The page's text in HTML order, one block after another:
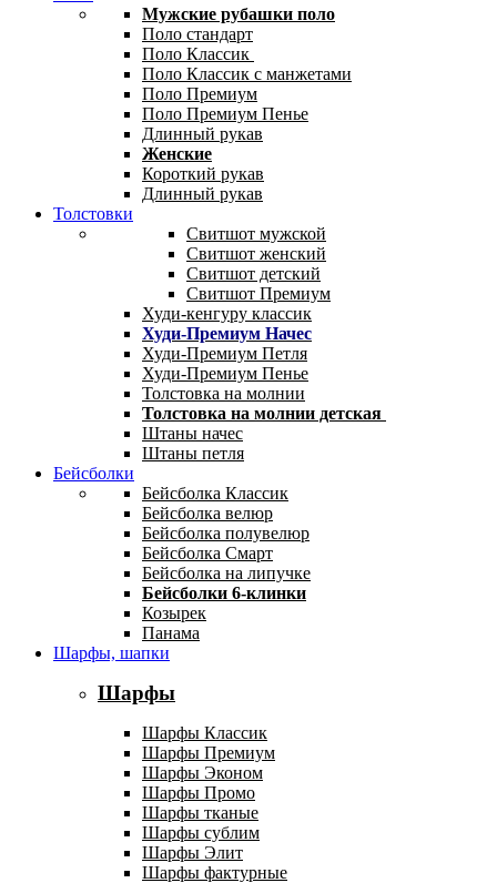
Мужские рубашки поло
Поло стандарт
Поло Классик
Поло Классик с манжетами
Поло Премиум
Поло Премиум Пенье
Длинный рукав
Женские
Короткий рукав
Длинный рукав
Толстовки
Свитшот мужской
Свитшот женский
Свитшот детский
Свитшот Премиум
Худи-кенгуру классик
Худи-Премиум Начес
Худи-Премиум Петля
Худи-Премиум Пенье
Толстовка на молнии
Толстовка на молнии детская
Штаны начес
Штаны петля
Бейсболки
Бейсболка Классик
Бейсболка велюр
Бейсболка полувелюр
Бейсболка Смарт
Бейсболка на липучке
Бейсболки 6-клинки
Козырек
Панама
Шарфы, шапки
Шарфы
Шарфы Классик
Шарфы Премиум
Шарфы Эконом
Шарфы Промо
Шарфы тканые
Шарфы сублим
Шарфы Элит
Шарфы фактурные